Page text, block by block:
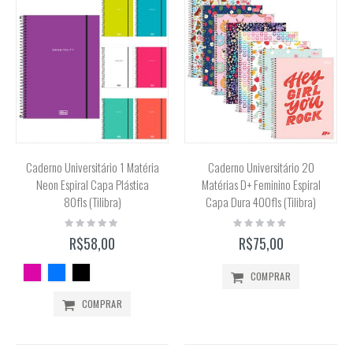
Caderno Universitário 1 Matéria
Neon Espiral Capa Plástica
80fls (Tilibra)
Rating:
0%
R$58,00
COMPRAR
Caderno Universitário 20
Matérias D+ Feminino Espiral
Capa Dura 400fls (Tilibra)
Rating:
0%
R$75,00
COMPRAR